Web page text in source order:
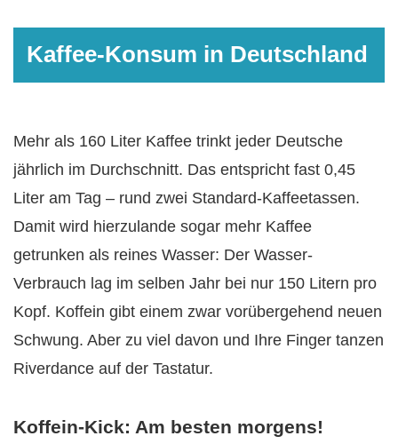
Kaffee-Konsum in Deutschland
Mehr als 160 Liter Kaffee trinkt jeder Deutsche
jährlich im Durchschnitt. Das entspricht fast 0,45
Liter am Tag – rund zwei Standard-Kaffeetassen.
Damit wird hierzulande sogar mehr Kaffee
getrunken als reines Wasser: Der Wasser-
Verbrauch lag im selben Jahr bei nur 150 Litern pro
Kopf. Koffein gibt einem zwar vorübergehend neuen
Schwung. Aber zu viel davon und Ihre Finger tanzen
Riverdance auf der Tastatur.
Koffein-Kick: Am besten morgens!